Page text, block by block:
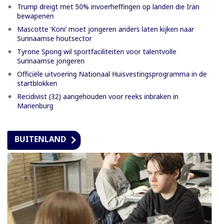
Trump dreigt met 50% invoerheffingen op landen die Iran
bewapenen
Mascotte ‘Koni’ moet jongeren anders laten kijken naar
Surinaamse houtsector
Tyrone Spong wil sportfaciliteiten voor talentvolle
Surinaamse jongeren
Officiële uitvoering Nationaal Huisvestingsprogramma in de
startblokken
Recidivist (32) aangehouden voor reeks inbraken in
Marienburg
BUITENLAND